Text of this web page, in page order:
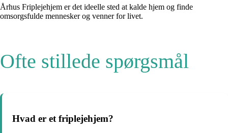
Århus Friplejehjem er det ideelle sted at kalde hjem og finde
omsorgsfulde mennesker og venner for livet.
Ofte stillede spørgsmål
Hvad er et friplejehjem?